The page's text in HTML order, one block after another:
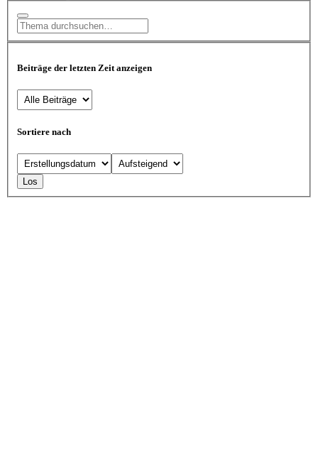
Beiträge der letzten Zeit anzeigen
Sortiere nach